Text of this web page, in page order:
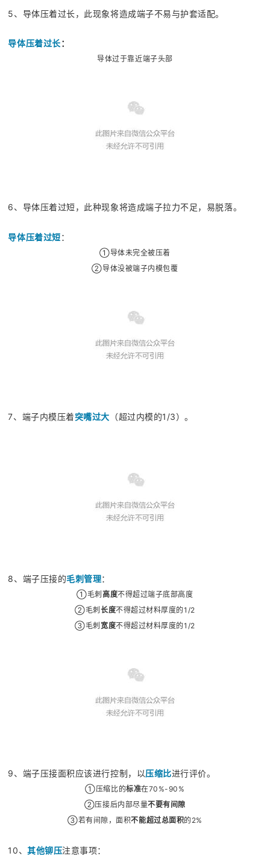
5、导体压着过长，此现象将造成端子不易与护套适配。
导体压着过长：
导体过于靠近端子头部
6、导体压着过短，此种现象将造成端子拉力不足，易脱落。
导体压着过短：
①导体未完全被压着
②导体没被端子内模包覆
7、端子内模压着突嘴过大 （超过内模的1/3）。
8、端子压接的毛刺管理：
①毛刺高度不得超过端子底部高度
②毛刺 长度不得超过材料厚度的1/2
③毛刺 宽度不得超过材料厚度的1/2
9、端子压接面积应该进行控制，以压缩比进行评价。
①压缩比的标准在70%-90%
②压接后内部尽量不要有间隙
③若有间隙，面积不能超过总面积的2%
10、其他铆压注意事项：